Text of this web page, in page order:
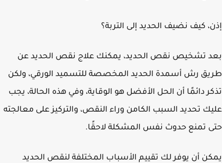
كيف نضيف الحديد إلى التربة؟
تشخيص نقص الحديد، يمكنك علاج نقص الحديد عن
رش أسمدة الحديد المخصصة للتسميد الورقي، ولكن
دائمًا أن الحل الأفضل هو الوقاية، وفي هذه الحالة، يجب
تحديد السبب الكامن وراء النقص، والتركيز على معالجته
تمنع حدوث نفس المشكلة لاحقًا.
أن يوفر لك تقييم الأسباب المختلفة لنقص الحديد